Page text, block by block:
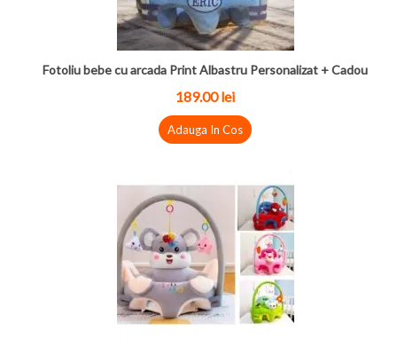
Fotoliu bebe cu arcada Print Albastru Personalizat + Cadou
189.00 lei
Adauga In Cos